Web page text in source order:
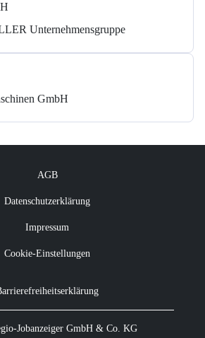
Unternehmensgruppe
GmbH
AGB
Datenschutzerklärung
Impressum
Cookie-Einstellungen
Jobanzeiger GmbH & Co. KG